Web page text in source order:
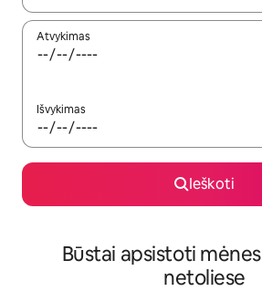
Atvykimas
Išvykimas
Ieškoti
Būstai apsistoti
netoliese